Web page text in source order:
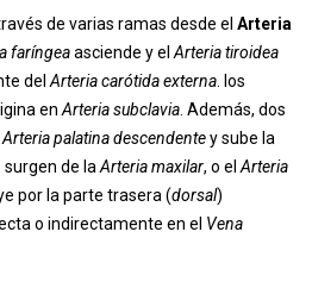
de varias ramas desde el Arteria
faríngeaasciende y el Arteria tiroidea
del Arteria carótida externa . los
en Arteria subclavia . Además, dos
Arteria palatina descendentey sube la
de la Arteria maxilar, o el Arteria
por la parte trasera (dorsal)
o indirectamente en el Vena